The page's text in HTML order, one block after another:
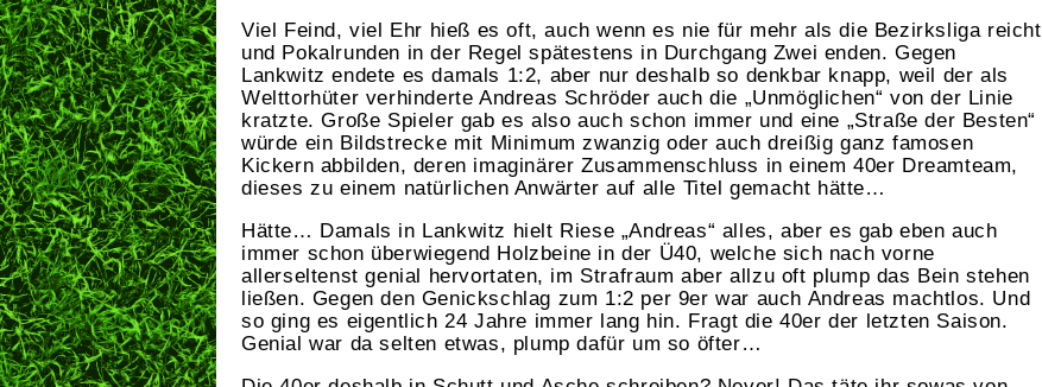
Viel Feind, viel Ehr hieß es oft, auch wenn es nie für mehr als die Bezirksliga reicht
und Pokalrunden in der Regel spätestens in Durchgang Zwei enden. Gegen
Lankwitz endete es damals 1:2, aber nur deshalb so denkbar knapp, weil der als
Welttorhüter verhinderte Andreas Schröder auch die „Unmöglichen“ von der Linie
kratzte. Große Spieler gab es also auch schon immer und eine „Straße der Besten“
würde ein Bildstrecke mit Minimum zwanzig oder auch dreißig ganz famosen
Kickern abbilden, deren imaginärer Zusammenschluss in einem 40er Dreamteam,
dieses zu einem natürlichen Anwärter auf alle Titel gemacht hätte…
Hätte… Damals in Lankwitz hielt Riese „Andreas“ alles, aber es gab eben auch
immer schon überwiegend Holzbeine in der Ü40, welche sich nach vorne
allerseltenst genial hervortaten, im Strafraum aber allzu oft plump das Bein stehen
ließen. Gegen den Genickschlag zum 1:2 per 9er war auch Andreas machtlos. Und
so ging es eigentlich 24 Jahre immer lang hin. Fragt die 40er der letzten Saison.
Genial war da selten etwas, plump dafür um so öfter…